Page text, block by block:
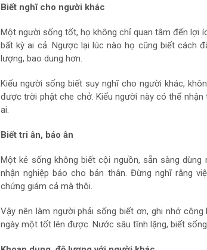
Biết nghĩ cho người khác
Một người sống tốt, họ không chỉ quan tâm đến lợi
bất kỳ ai cả. Ngược lại lúc nào họ cũng biết cách
lượng, bao dung hơn.
Kiểu người sống biết suy nghĩ cho người khác,
được trời phật che chở. Kiểu người này có thể
ai.
Biết tri ân, báo ân
Một kẻ sống không biết cội nguồn, sẵn sàng
nhận nghiệp báo cho bản thân. Đừng nghĩ rằng
chứng giám cả mà thôi.
Vậy nên làm người phải sống biết ơn, ghi nhớ
ngày một tốt lên được. Nước sâu tĩnh lặng, biết